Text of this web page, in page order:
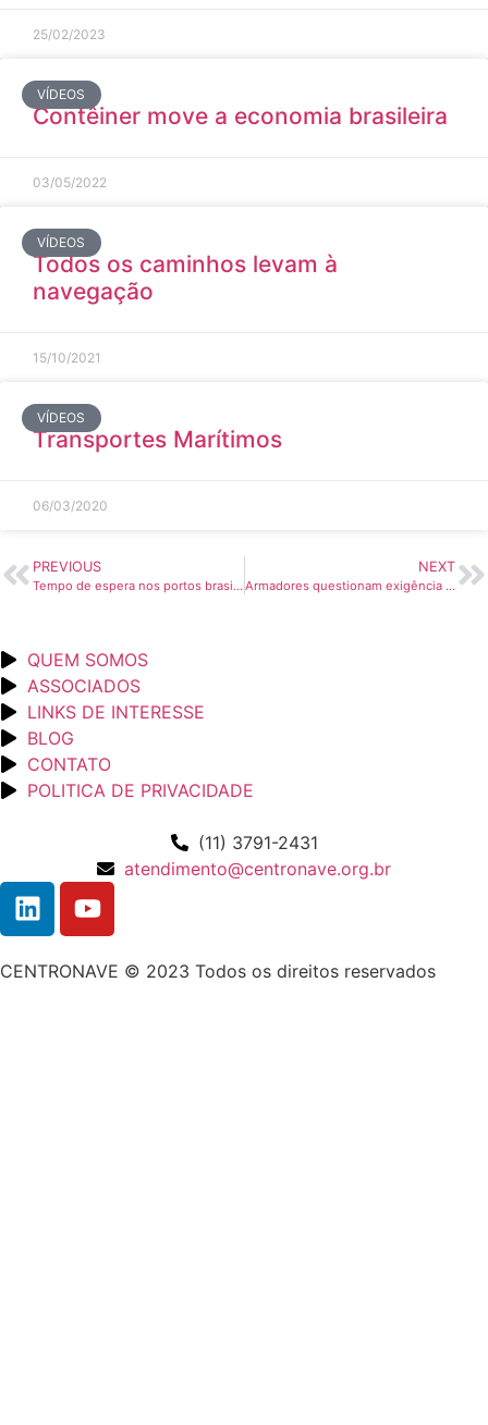
25/02/2023
VÍDEOS
Contêiner move a economia brasileira
03/05/2022
VÍDEOS
Todos os caminhos levam à
navegação
15/10/2021
VÍDEOS
Transportes Marítimos
06/03/2020
PREVIOUS
Tempo de espera nos portos brasileiros sobe de 9 para 20 horas entre 2019 e 2023, diz estudo
NEXT
Armadores questionam exigência adicional para água de lastro em Santos
QUEM SOMOS
ASSOCIADOS
LINKS DE INTERESSE
BLOG
CONTATO
POLITICA DE PRIVACIDADE
(11) 3791-2431
atendimento@centronave.org.br
CENTRONAVE © 2023 Todos os direitos reservados